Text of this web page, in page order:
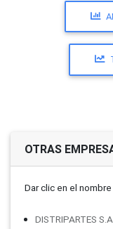
OTRAS
Dar clic en el
DISTRIPARTES